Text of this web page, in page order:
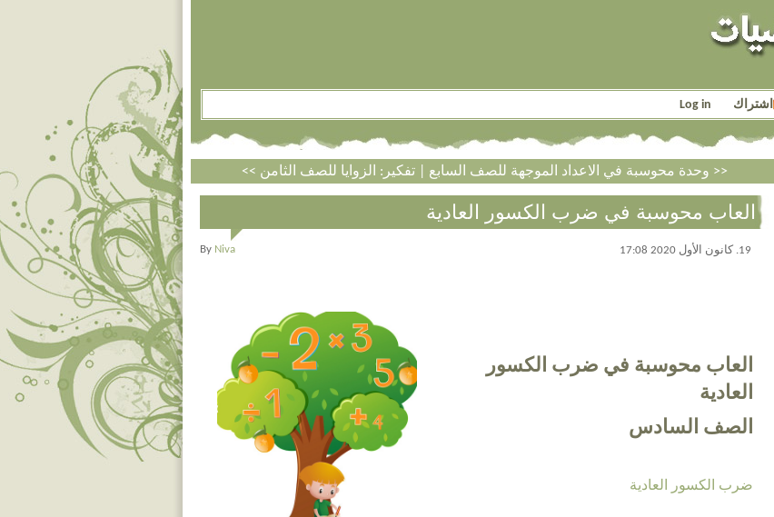
اشتراك Log in
<< وحدة محوسبة في الاعداد الموجهة للصف السابع | تفكير: الزوايا للصف الثامن >>
العاب محوسبة في ضرب الكسور العادية
By Niva 19. كانون الأول 2020 17:08
العاب محوسبة في ضرب الكسور
العادية
الصف السادس
ضرب الكسور العادية